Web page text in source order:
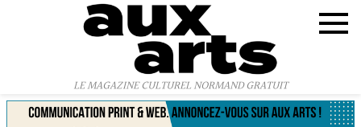
LE MAGAZINE CULTUREL NORMAND GRATUIT
Panneau de gestion des cookies